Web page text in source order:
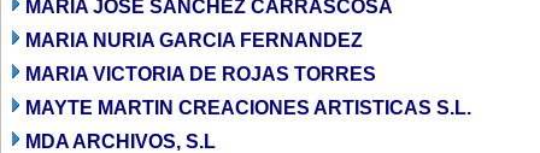
MARIA JOSE SANCHEZ CARRASCOSA
MARIA NURIA GARCIA FERNANDEZ
MARIA VICTORIA DE ROJAS TORRES
MAYTE MARTIN CREACIONES ARTISTICAS S.L.
MDA ARCHIVOS, S.L